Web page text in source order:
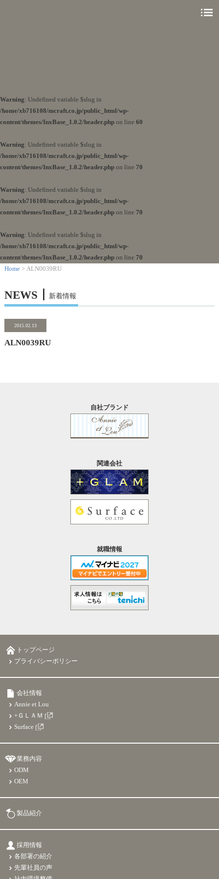
Warning: Undefined variable $slug in
/home/xb716108/mcraft.co.jp/public_html/wp-
content/themes/InxBase_1.0.2/header.php on line 60
Warning: Undefined variable $slug in
/home/xb716108/mcraft.co.jp/public_html/wp-
content/themes/InxBase_1.0.2/header.php on line 70
Warning: Undefined variable $slug in
/home/xb716108/mcraft.co.jp/public_html/wp-
content/themes/InxBase_1.0.2/header.php on line 70
Warning: Undefined variable $slug in
/home/xb716108/mcraft.co.jp/public_html/wp-
content/themes/InxBase_1.0.2/header.php on line 70
Home> ALN0039RU
NEWS┃ 新着情報
2015.02.13
ALN0039RU
自社ブランド
関連会社
就職情報
トップページ
プライバシーポリシー
会社情報
Annie et Lou
+ＧＬＡＭ
Surface
業務内容
ODM
OEM
製品紹介
採用情報
各部署の紹介
先輩社員の声